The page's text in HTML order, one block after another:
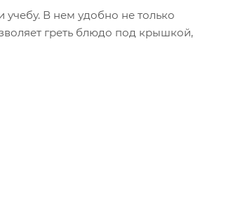
В нем удобно не только
греть блюдо под крышкой,